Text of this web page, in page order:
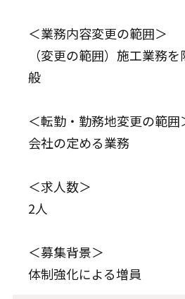
＜業務内容変更の範囲＞
（変更の範囲）施工業務
般
＜転勤・勤務地変更の範囲
会社の定める業務
＜求人数＞
2人
＜募集背景＞
体制強化による増員